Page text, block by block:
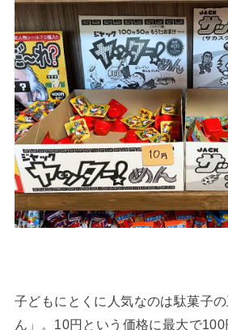
子どもにとくに人気なのは駄菓子
ん」。10円という価格に最大で100